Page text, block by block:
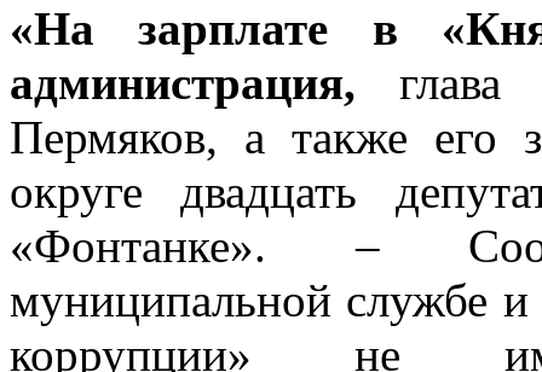
«На зарплате в
администрация, глава
Пермяков, а также его
округе двадцать
«Фонтанке». –
муниципальной службе и
коррупции» не